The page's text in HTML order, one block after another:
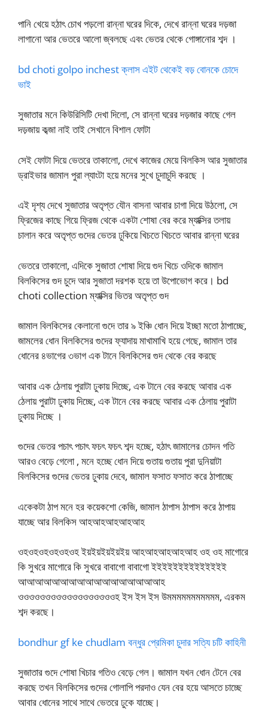
পানি খেয়ে হঠাৎ চোখ পড়লো রান্না ঘরের দিকে, দেখে রান্না ঘরের দড়জা
লাগানো আর ভেতরে আলো জ্বলছে এবং ভেতর থেকে গোঙ্গানোর শব্দ ।
bd choti golpo inchest ক্লাস এইট থেকেই বড় বোনকে চোদে
ভাই
সুজাতার মনে কিউরিসিটি দেখা দিলো, সে রান্না ঘরের দড়জার কাছে গেল
দড়জায় কব্জা নাই তাই সেখানে বিশাল ফোটা
সেই ফোটা দিয়ে ভেতরে তাকালো, দেখে কাজের মেয়ে বিলকিস আর সুজাতার
ড্রাইভার জামাল পুরা ল্যাংটা হয়ে মনের সুখে চুদাচুদি করছে ।
এই দৃশ্য দেখে সুজাতার অতৃপ্ত যৌন বাসনা আবার চাগা দিয়ে উঠলো, সে
ফ্রিজের কাছে গিয়ে ফ্রিজ থেকে একটা শোষা বের করে ম্যাক্সির তলায়
চালান করে অতৃপ্ত গুদের ভেতর ঢুকিয়ে খিচতে খিচতে আবার রান্না ঘরের
ভেতরে তাকালো, এদিকে সুজাতা শোষা দিয়ে গুদ খিচে ওদিকে জামাল
বিলকিসের গুদ চুদে আর সুজাতা দরশক হয়ে তা উপোভোগ করে। bd
choti collection ম্যাক্সির ভিতর অতৃপ্ত গুদ
জামাল বিলকিসের কেলানো গুদে তার ৯ ইঞ্চি ধোন দিয়ে ইচ্ছা মতো ঠাপাচ্ছে,
জামলের ধোন বিলকিসের গুদের ফ্যাদায় মাখামাখি হয়ে গেছে, জামাল তার
ধোনের ৪ভাগের ৩ভাগ এক টানে বিলকিসের গুদ থেকে বের করছে
আবার এক ঠেলায় পুরাটা ঢুকায় দিচ্ছে, এক টানে বের করছে আবার এক
ঠেলায় পুরাটা ঢুকায় দিচ্ছে, এক টানে বের করছে আবার এক ঠেলায় পুরাটা
ঢুকায় দিচ্ছে ।
গুদের ভেতর পচাৎ পচাৎ ফচৎ ফচৎ শব্দ হচ্ছে, হঠাৎ জামালের চোদন গতি
আরও বেড়ে গেলো , মনে হচ্ছে ধোন দিয়ে গুতায় গুতায় পুরা দুনিয়াটা
বিলকিসের গুদের ভেতর ঢুকায় দেবে, জামাল ফসাত ফসাত করে ঠাপাচ্ছে
একেকটা ঠাপ মনে হর কয়েকশো কেজি, জামাল ঠাপাস ঠাপাস করে ঠাপায়
যাচ্ছে আর বিলকিস আহআহআহআহআহ
ওহওহওহওহওহওহ ইয়ইয়ইয়ইয়ইয় আহআহআহআহআহ ওহ ওহ মাগোরে
কি সুখরে মাগোরে কি সুখরে বাবাগো বাবাগো ইইইইইইইইইইইইইই
আআআআআআআআআআআআআআআআআহ
ওওওওওওওওওওওওওওওওওওহ ইস ইস ইস উমমমমমমমমমমম, এরকম
শব্দ করছে।
bondhur gf ke chudlam বন্ধুর প্রেমিকা চুদার সত্যি চটি কাহিনী
সুজাতার গুদে শোষা খিচার গতিও বেড়ে গেল। জামাল যখন ধোন টেনে বের
করছে তখন বিলকিসের গুদের গোলাপি পরদাও যেন বের হয়ে আসতে চাচ্ছে
আবার ধোনের সাথে সাথে ভেতরে ঢুকে যাচ্ছে।